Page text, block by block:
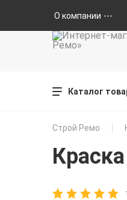
О компании
Каталог
Строй Ремо